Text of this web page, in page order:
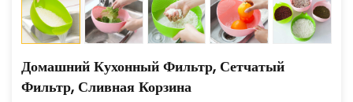
Домашний Кухонный Фильтр, Сетчатый
Фильтр, Сливная Корзина